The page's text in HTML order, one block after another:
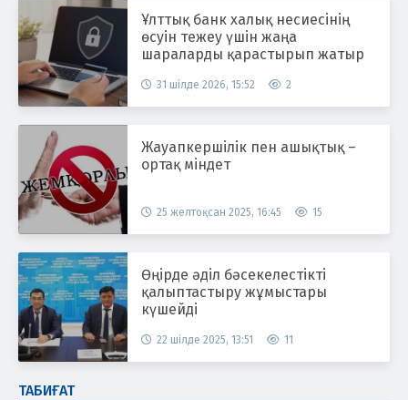
Ұлттық банк халық несиесінің
өсуін тежеу үшін жаңа
шараларды қарастырып жатыр
31 шілде 2026, 15:52 2
Жауапкершілік пен ашықтық –
ортақ міндет
25 желтоқсан 2025, 16:45 15
Өңірде әділ бәсекелестікті
қалыптастыру жұмыстары
күшейді
22 шілде 2025, 13:51 11
ТАБИҒАТ